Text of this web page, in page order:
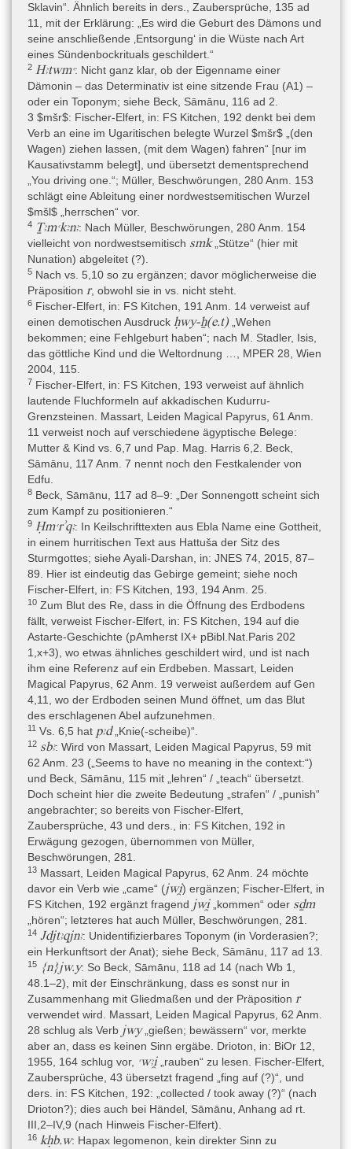
Sprache
Ägyptisch-Koptisch » Ägyptisch » Mittelägyptisch,
Ägyptisch-Koptisch » Ägyptisch » Neuägyptisch
Traditionelles Mittelägyptisch mit verstreuten Neuägyptizismen
(Beck 2015, 99). Quack (2019, 78) spricht hingegen von einem
sehr frühen Neuägyptisch.
Bearbeitungsgeschichte
Eine Erstbeschreibung erfolgte durch Leemans 1840, eine erste
Faksimile-Ausgabe durch Leemans 1842–1845 (mit den
Fragmenten teilweise in der falschen Reihenfolge), die ersten
Übersetzungsversuche in Chabas 1853–1862, eine
Transliteration / Übersetzung von pLeiden I 345 stammt von
Massy 1887. Wer zuerst die Zusammengehörigkeit von I 343 und
I 345 feststellte, ist unklar, vielleicht war es erst A. Gardiner, der
die hieratischen Papyri von Leiden im Frühling 1905 für das
Wörterbuchprojekt kopierte (vgl. Massart 1954, ix und 2).
Leemans 1840 schreibt (Leemans 1840, 112–113), dass I 345
den Papyri I 343 und I 344 ähnelt und dass die Herkunft zwar
unbekannt ist, eventuell aber mit I 343–344 zusammen gefunden
sein könnte. Chabas erkennt in I 343 und I 345 dieselbe
Schreiberhand und denselben Inhalt, aber nennt es nicht dieselbe
Schriftrolle (Nachdruck Chabas 1902, 142). Die erste vollständige
Edition mit hieroglyphischer Transliteration, Übersetzung,
Kommentar und unter Beigabe von Fotografien legte Massart
1954 vor, wobei die hieroglyphische Transliteration von Gardiner
stammt, der sie 1905 (oder zwischen 1905 und 1907) anfertigte.
Der „Grundriss der Medizin“ (von Deines – Grapow – Westendorf
1958 I + II; Grapow 1958) berücksichtige nur die
Rezeptanweisungen am Ende der Beschwörungen sowie die
wenigen erhaltenen medizinischen Rezepte (Frgm. rt. 26),
ebenso die nachfolgenden Arbeiten zur Medizin (Bardinet 1995,
Westendorf 1999). Anthologien von ägyptischen magischen
Texten (Borghouts 1978; Fischer-Elfert 2005) enthalten in ihren
Übersetzungen nur die besonders gut erhaltenen magischen
Texte. Eine fotomontierte Reproduktion des gesamten erhaltenen
Papyrus hat Enmarch 2005, 4 vorgenommen. Übersetzungen mit
Kommentar, die nur die Samanu-/Achu-Beschwörungen
berücksichtigen, geben Händel 2007 (unveröffentlicht) und Müller
2008. Eine Neubearbeitung mit Transliteration, Transkription,
Übersetzung und Kommentar bietet jetzt Beck 2015, aber
wiederum nur die Samanu-/Achu-Texte. Eine Neuedition des
gesamten Papyrus (Fotografien, hieroglyphische Transliteration,
Transkription, Übersetzung und Kommentar) stammt von S. Beck
(2018).
Editionen
- Beck 2018: S. Beck, Exorcism, Illness and Demons in an Ancient
Near Eastern Context. The Egyptian magical Papyrus Leiden I
343 + 345, PALMA: Papers on Archaeology of the Leiden
Museum of Antiquities 18 (Leiden 2018).
- Leemans 1842–1845: C. Leemans, Monuments égyptiens du
Musée d’Antiquités des Pay-Bas à Leide. Partie 1: Monuments de
la religion et du culte public et privée (Leiden 1842–1845), I: 61,
II: 2, Taf. 98–104, 126–138.
- Massart 1954: A. Massart, The Leiden Magical Papyrus I 343 + I
345, Oudheidkundige Mededelingen uit het Rijksmuseum van
Oudheden te Leiden. Supplement 34 (Leiden 1954).
Literatur zu den Metadaten
- Bardinet 1995: T. Bardinet, Les papyrus médicaux de l’Égypte
pharaonique. Traduction intégrale et commentaire (Paris 1995),
475–477.
- Beck 2015: S. Beck, Sāmānu. Ein vorderasiatischer Dämon in
Ägypten, Ägypten und Altes Testament 83 (Wiesbaden 2015), 98–
161.
Sklavin“. Ähnlich bereits in ders., Zaubersprüche, 135 ad
11, mit der Erklärung: „Es wird die Geburt des Dämons und
seine anschließende ‚Entsorgung‘ in die Wüste nach Art
eines Sündenbockrituals geschildert.“
2 Hꜣtwmꜥ: Nicht ganz klar, ob der Eigenname einer
Dämonin – das Determinativ ist eine sitzende Frau (A1) –
oder ein Toponym; siehe Beck, Sāmānu, 116 ad 2.
3 $mšr$: Fischer-Elfert, in: FS Kitchen, 192 denkt bei dem
Verb an eine im Ugaritischen belegte Wurzel $mšr$ „(den
Wagen) ziehen lassen, (mit dem Wagen) fahren“ [nur im
Kausativstamm belegt], und übersetzt dementsprechend
„You driving one.“; Müller, Beschwörungen, 280 Anm. 153
schlägt eine Ableitung einer nordwestsemitischen Wurzel
$mšl$ „herrschen“ vor.
4 Ṯꜣmꜥkꜣnꜣ: Nach Müller, Beschwörungen, 280 Anm. 154
vielleicht von nordwestsemitisch smk„Stütze“ (hier mit
Nunation) abgeleitet (?).
5 Nach vs. 5,10 so zu ergänzen; davor möglicherweise die
Präposition r, obwohl sie in vs. nicht steht.
6 Fischer-Elfert, in: FS Kitchen, 191 Anm. 14 verweist auf
einen demotischen Ausdruck ḥwy-ẖ(e.t)„Wehen
bekommen; eine Fehlgeburt haben“; nach M. Stadler, Isis,
das göttliche Kind und die Weltordnung …, MPER 28, Wien
2004, 115.
7 Fischer-Elfert, in: FS Kitchen, 193 verweist auf ähnlich
lautende Fluchformeln auf akkadischen Kudurru-
Grenzsteinen. Massart, Leiden Magical Papyrus, 61 Anm.
11 verweist noch auf verschiedene ägyptische Belege:
Mutter & Kind vs. 6,7 und Pap. Mag. Harris 6,2. Beck,
Sāmānu, 117 Anm. 7 nennt noch den Festkalender von
Edfu.
8 Beck, Sāmānu, 117 ad 8–9: „Der Sonnengott scheint sich
zum Kampf zu positionieren.“
9 Ḥmꜥrʾqꜣ: In Keilschrifttexten aus Ebla Name eine Gottheit,
in einem hurritischen Text aus Hattuša der Sitz des
Sturmgottes; siehe Ayali-Darshan, in: JNES 74, 2015, 87–
89. Hier ist eindeutig das Gebirge gemeint; siehe noch
Fischer-Elfert, in: FS Kitchen, 193, 194 Anm. 25.
10 Zum Blut des Re, dass in die Öffnung des Erdbodens
fällt, verweist Fischer-Elfert, in: FS Kitchen, 194 auf die
Astarte-Geschichte (pAmherst IX+ pBibl.Nat.Paris 202
1,x+3), wo etwas ähnliches geschildert wird, und ist nach
ihm eine Referenz auf ein Erdbeben. Massart, Leiden
Magical Papyrus, 62 Anm. 19 verweist außerdem auf Gen
4,11, wo der Erdboden seinen Mund öffnet, um das Blut
des erschlagenen Abel aufzunehmen.
11 Vs. 6,5 hat pꜣd„Knie(-scheibe)“.
12 sbꜣ: Wird von Massart, Leiden Magical Papyrus, 59 mit
62 Anm. 23 („Seems to have no meaning in the context:“)
und Beck, Sāmānu, 115 mit „lehren“ / „teach“ übersetzt.
Doch scheint hier die zweite Bedeutung „strafen“ / „punish“
angebrachter; so bereits von Fischer-Elfert,
Zaubersprüche, 43 und ders., in: FS Kitchen, 192 in
Erwägung gezogen, übernommen von Müller,
Beschwörungen, 281.
13 Massart, Leiden Magical Papyrus, 62 Anm. 24 möchte
davor ein Verb wie „came“ (jwi̯) ergänzen; Fischer-Elfert, in
FS Kitchen, 192 ergänzt fragend jwi̯„kommen“ oder sḏm
„hören“; letzteres hat auch Müller, Beschwörungen, 281.
14 Jdjtꜣqjnꜣ: Unidentifizierbares Toponym (in Vorderasien?;
ein Herkunftsort der Anat); siehe Beck, Sāmānu, 117 ad 13.
15 {n}jw.y: So Beck, Sāmānu, 118 ad 14 (nach Wb 1,
48.1–2), mit der Einschränkung, dass es sonst nur in
Zusammenhang mit Gliedmaßen und der Präposition r
verwendet wird. Massart, Leiden Magical Papyrus, 62 Anm.
28 schlug als Verb jwy„gießen; bewässern“ vor, merkte
aber an, dass es keinen Sinn ergäbe. Drioton, in: BiOr 12,
1955, 164 schlug vor, ꜥwꜣi̯„rauben“ zu lesen. Fischer-Elfert,
Zaubersprüche, 43 übersetzt fragend „fing auf (?)“, und
ders. in: FS Kitchen, 192: „collected / took away (?)“ (nach
Drioton?); dies auch bei Händel, Sāmānu, Anhang ad rt.
III,2–IV,9 (nach Hinweis Fischer-Elfert).
16 kḥb.w: Hapax legomenon, kein direkter Sinn zu